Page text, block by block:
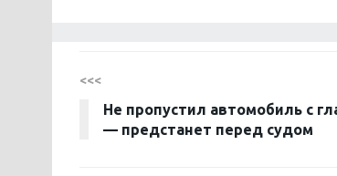
<<<
Не пропустил автомобиль с
— предстанет перед судом